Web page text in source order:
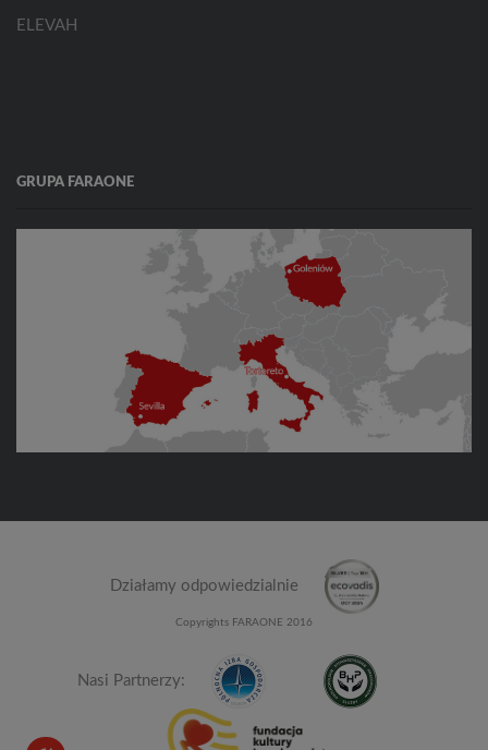
ELEVAH
GRUPA FARAONE
Działamy odpowiedzialnie
Copyrights FARAONE 2016
Nasi Partnerzy: